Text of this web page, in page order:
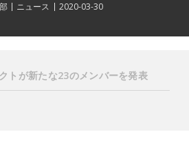
ニュース 2020-03-30
トが新たな23のメンバーを発表